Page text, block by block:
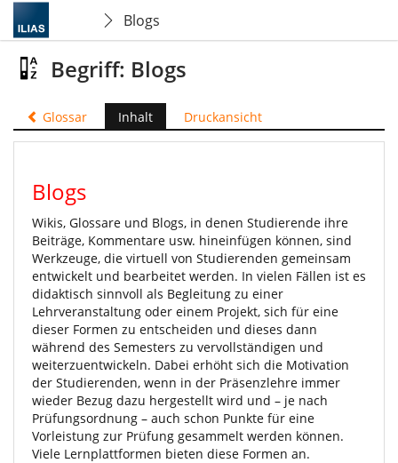
Blogs
Begriff: Blogs
Glossar Inhalt Druckansicht
Blogs
Wikis, Glossare und Blogs, in denen Studierende ihre
Beiträge, Kommentare usw. hineinfügen können, sind
Werkzeuge, die virtuell von Studierenden gemeinsam
entwickelt und bearbeitet werden. In vielen Fällen ist es
didaktisch sinnvoll als Begleitung zu einer
Lehrveranstaltung oder einem Projekt, sich für eine
dieser Formen zu entscheiden und dieses dann
während des Semesters zu vervollständigen und
weiterzuentwickeln. Dabei erhöht sich die Motivation
der Studierenden, wenn in der Präsenzlehre immer
wieder Bezug dazu hergestellt wird und – je nach
Prüfungsordnung – auch schon Punkte für eine
Vorleistung zur Prüfung gesammelt werden können.
Viele Lernplattformen bieten diese Formen an.